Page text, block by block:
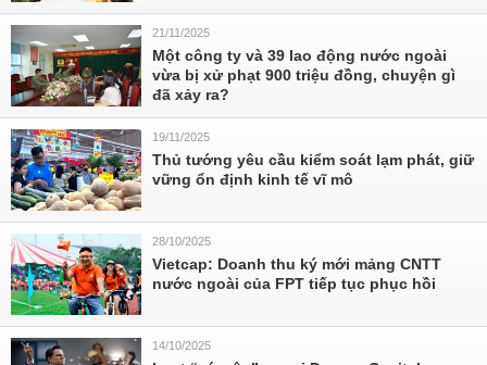
21/11/2025
Một công ty và 39 lao động nước ngoài
vừa bị xử phạt 900 triệu đồng, chuyện gì
đã xảy ra?
19/11/2025
Thủ tướng yêu cầu kiểm soát lạm phát, giữ
vững ổn định kinh tế vĩ mô
28/10/2025
Vietcap: Doanh thu ký mới mảng CNTT
nước ngoài của FPT tiếp tục phục hồi
14/10/2025